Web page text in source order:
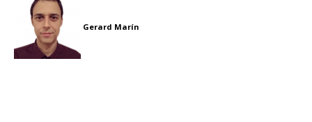
Gerard Marín